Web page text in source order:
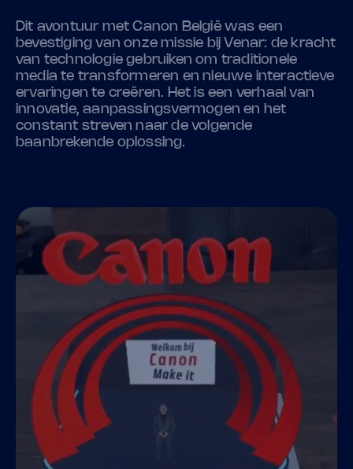
Dit avontuur met Canon België was een
bevestiging van onze missie bij Venar: de kracht
van technologie gebruiken om traditionele
media te transformeren en nieuwe interactieve
ervaringen te creëren. Het is een verhaal van
innovatie, aanpassingsvermogen en het
constant streven naar de volgende
baanbrekende oplossing.